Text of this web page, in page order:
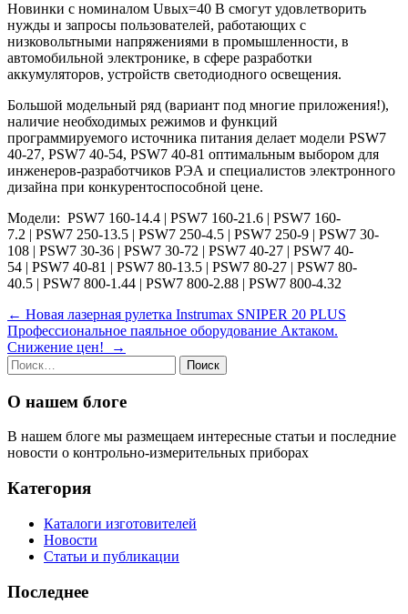
Новинки с номиналом Uвых=40 В смогут удовлетворить
нужды и запросы пользователей, работающих с
низковольтными напряжениями в промышленности, в
автомобильной электронике, в сфере разработки
аккумуляторов, устройств светодиодного освещения.
Большой модельный ряд (вариант под многие приложения!),
наличие необходимых режимов и функций
программируемого источника питания делает модели PSW7
40-27, PSW7 40-54, PSW7 40-81 оптимальным выбором для
инженеров-разработчиков РЭА и специалистов электронного
дизайна при конкурентоспособной цене.
Модели: PSW7 160-14.4 | PSW7 160-21.6 | PSW7 160-
7.2 | PSW7 250-13.5 | PSW7 250-4.5 | PSW7 250-9 | PSW7 30-
108 | PSW7 30-36 | PSW7 30-72 | PSW7 40-27 | PSW7 40-
54 | PSW7 40-81 | PSW7 80-13.5 | PSW7 80-27 | PSW7 80-
40.5 | PSW7 800-1.44 | PSW7 800-2.88 | PSW7 800-4.32
Навигация
по
записям
← Новая лазерная рулетка Instrumax SNIPER 20 PLUS
Профессиональное паяльное оборудование Актаком.
Снижение цен!
→
Найти:
О нашем блоге
В нашем блоге мы размещаем интересные статьи и последние
новости о контрольно-измерительных приборах
Категория
Каталоги изготовителей
Новости
Статьи и публикации
Последнее